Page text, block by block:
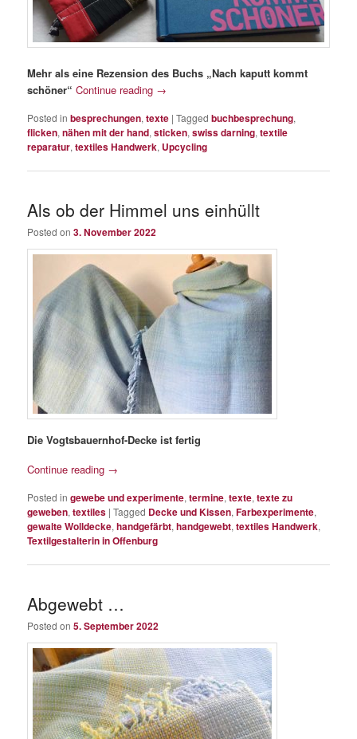
Mehr als eine Rezension des Buchs „Nach kaputt kommt
schöner“ Continue reading →
Posted in besprechungen,texte |Tagged buchbesprechung,
flicken,nähen mit der hand,sticken,swiss darning,textile
reparatur,textiles Handwerk, Upcycling
Als ob der Himmel uns einhüllt
Posted on3. November 2022
Die Vogtsbauernhof-Decke ist fertig
Continue reading →
Posted in gewebe und experimente,termine,texte,texte zu
geweben,textiles |Tagged Decke und Kissen,Farbexperimente,
gewalte Wolldecke,handgefärbt,handgewebt,textiles Handwerk,
Textilgestalterin in Offenburg
Abgewebt …
Posted on5. September 2022